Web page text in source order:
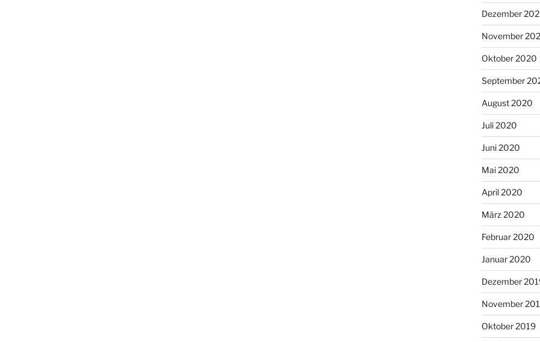
Dezember
November
Oktober 2020
September
August 2020
Juli 2020
Juni 2020
Mai 2020
April 2020
März 2020
Februar 2020
Januar 2020
Dezember
November
Oktober 2019